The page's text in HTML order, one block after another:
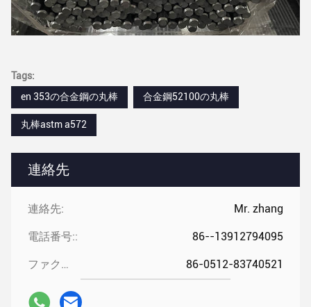
連絡先
連絡先: Mr. zhang
電話番号:: 86--13912794095
ファクシミリ:: 86-0512-83740521
Tags:
en 353の合金鋼の丸棒
合金鋼52100の丸棒
丸棒astm a572